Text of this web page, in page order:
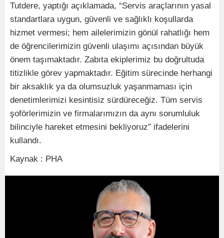
Tutdere, yaptığı açıklamada, “Servis araçlarının yasal
standartlara uygun, güvenli ve sağlıklı koşullarda
hizmet vermesi; hem ailelerimizin gönül rahatlığı hem
de öğrencilerimizin güvenli ulaşımı açısından büyük
önem taşımaktadır. Zabıta ekiplerimiz bu doğrultuda
titizlikle görev yapmaktadır. Eğitim sürecinde herhangi
bir aksaklık ya da olumsuzluk yaşanmaması için
denetimlerimizi kesintisiz sürdüreceğiz. Tüm servis
şoförlerimizin ve firmalarımızın da aynı sorumluluk
bilinciyle hareket etmesini bekliyoruz” ifadelerini
kullandı.
Kaynak : PHA